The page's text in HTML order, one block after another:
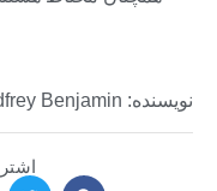
نویسنده: Godfrey Benjamin